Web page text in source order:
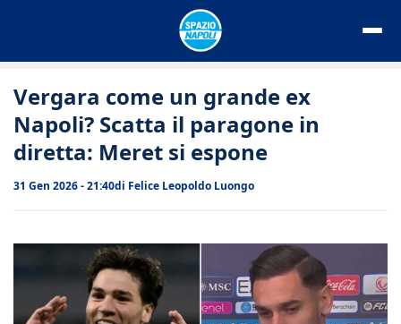
Vergara come un grande ex
Napoli? Scatta il paragone in
diretta: Meret si espone
31 Gen 2026 - 21:40di Felice Leopoldo Luongo